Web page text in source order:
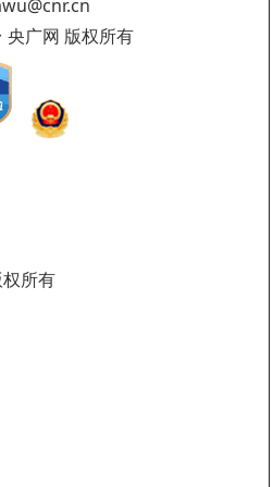
央广网 版权所有
所有